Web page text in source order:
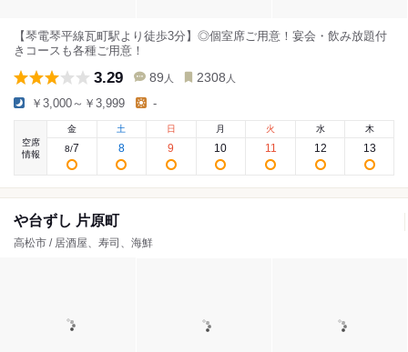
【琴電琴平線瓦町駅より徒歩3分】◎個室席ご用意！宴会・飲み放題付
きコースも各種ご用意！
3.29 89 人 2308 人
￥3,000～￥3,999 -
空席
情報
金
8/7
土
8
日
9
月
10
火
11
水
12
木
13
や台ずし 片原町
高松市 / 居酒屋、寿司、海鮮